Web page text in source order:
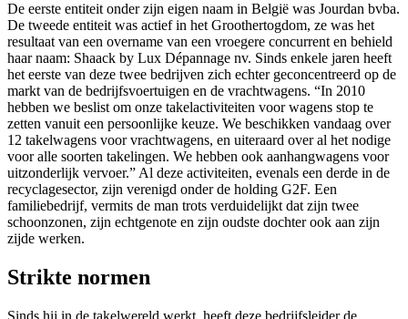
De eerste entiteit onder zijn eigen naam in België was Jourdan bvba.
De tweede entiteit was actief in het Groothertogdom, ze was het
resultaat van een overname van een vroegere concurrent en behield
haar naam: Shaack by Lux Dépannage nv. Sinds enkele jaren heeft
het eerste van deze twee bedrijven zich echter geconcentreerd op de
markt van de bedrijfsvoertuigen en de vrachtwagens. “In 2010
hebben we beslist om onze takelactiviteiten voor wagens stop te
zetten vanuit een persoonlijke keuze. We beschikken vandaag over
12 takelwagens voor vrachtwagens, en uiteraard over al het nodige
voor alle soorten takelingen. We hebben ook aanhangwagens voor
uitzonderlijk vervoer.” Al deze activiteiten, evenals een derde in de
recyclagesector, zijn verenigd onder de holding G2F. Een
familiebedrijf, vermits de man trots verduidelijkt dat zijn twee
schoonzonen, zijn echtgenote en zijn oudste dochter ook aan zijn
zijde werken.
Strikte normen